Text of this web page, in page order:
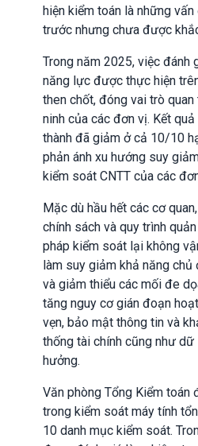
hiện kiểm toán là những
trước nhưng chưa được
Trong năm 2025, việc đánh
năng lực được thực hiện
then chốt, đóng vai trò
ninh của các đơn vị. Kết
thành đã giảm ở cả 10/10
phản ánh xu hướng suy
kiểm soát CNTT của các
Mặc dù hầu hết các cơ
chính sách và quy trình
pháp kiểm soát lại không
làm suy giảm khả năng chủ
và giảm thiểu các mối đe
tăng nguy cơ gián đoạn
vẹn, bảo mật thông tin và
thống tài chính cũng như
hưởng.
Văn phòng Tổng Kiểm toán
trong kiểm soát máy tính
10 danh mục kiểm soát.